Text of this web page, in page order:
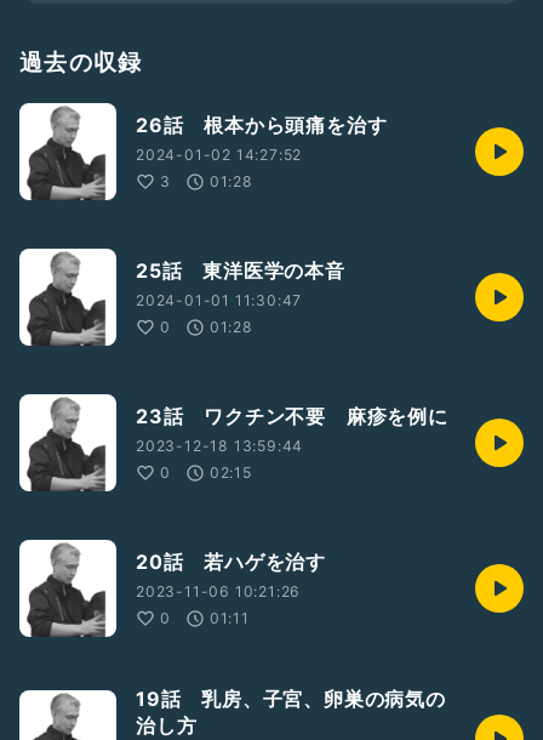
過去の収録
26話 根本から頭痛を治す
2024-01-02 14:27:52
3
01:28
25話 東洋医学の本音
2024-01-01 11:30:47
0
01:28
23話 ワクチン不要 麻疹を例に
2023-12-18 13:59:44
0
02:15
20話 若ハゲを治す
2023-11-06 10:21:26
0
01:11
19話 乳房、子宮、卵巣の病気の
治し方